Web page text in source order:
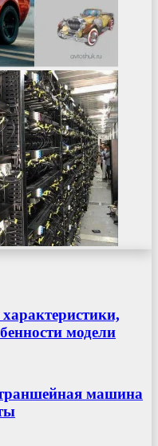
модели
машина